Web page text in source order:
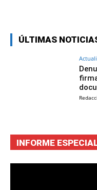
ÚLTIMAS
INFORME